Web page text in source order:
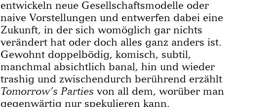
entwickeln neue Gesellschaftsmodelle oder
naive Vorstellungen und entwerfen dabei eine
Zukunft, in der sich womöglich gar nichts
verändert hat oder doch alles ganz anders ist.
Gewohnt doppelbödig, komisch, subtil,
manchmal absichtlich banal, hin und wieder
trashig und zwischendurch berührend erzählt
Tomorrow’s Parties von all dem, worüber man
gegenwärtig nur spekulieren kann.